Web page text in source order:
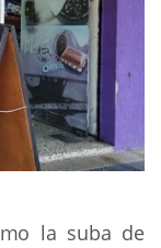
la suba de